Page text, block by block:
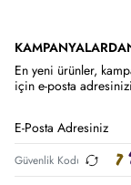
En yeni ürünler,
için e-posta